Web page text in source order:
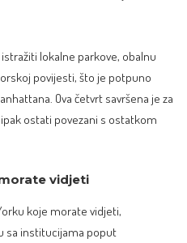
lokalne parkove, obalnu
povijesti, što je potpuno
Ova četvrt savršena je za
ostati povezani s ostatkom
vidjeti
koje morate vidjeti,
sa institucijama poput